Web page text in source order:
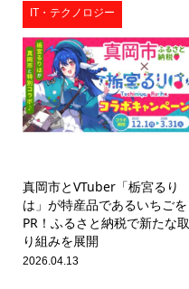
IT・テクノロジー
真岡市とVTuber「栃宮るり
は」が特産品であるいちごを
PR！ふるさと納税で新たな取
り組みを展開
2026.04.13